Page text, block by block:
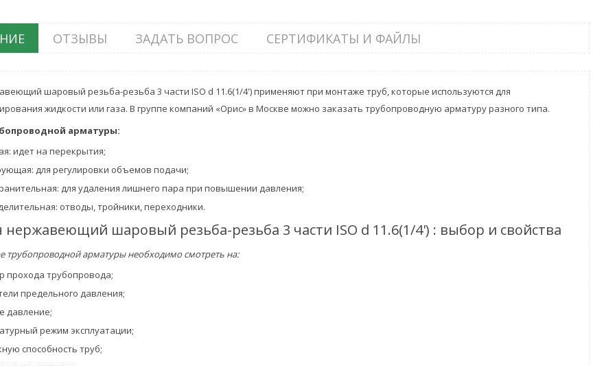
ОТЗЫВЫ ЗАДАТЬ ВОПРОС СЕРТИФИКАТЫ И ФАЙЛЫ
шаровый резьба-резьба 3 части ISO d 11.6(1/4') применяют при монтаже труб, которые используются для
жидкости или газа. В группе компаний «Орис» в Москве можно заказать трубопроводную арматуру разного типа.
арматуры:
идет на перекрытия;
для регулировки объемов подачи;
для удаления лишнего пара при повышении давления;
отводы, тройники, переходники.
нержавеющий шаровый резьба-резьба 3 части ISO d 11.6(1/4') : выбор и свойства
трубопроводной арматуры необходимо смотреть на:
прохода трубопровода;
предельного давления;
давление;
режим эксплуатации;
способность труб;